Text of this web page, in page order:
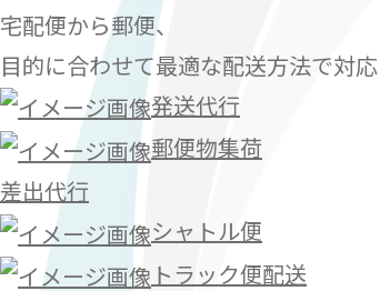
宅配便から郵便、
目的に合わせて最適な配送方法で対応
発送代行
郵便物集荷
差出代行
シャトル便
トラック便配送